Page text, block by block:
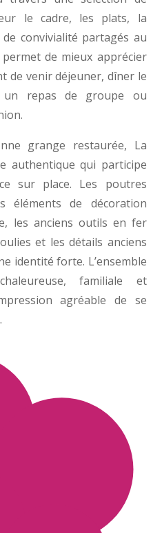
le cadre, les plats, la
convivialité partagés au
de mieux apprécier
de venir déjeuner, dîner le
un repas de groupe ou
grange restaurée, La
authentique qui participe
sur place. Les poutres
éléments de décoration
les anciens outils en fer
et les détails anciens
identité forte. L’ensemble
familiale et
agréable de se